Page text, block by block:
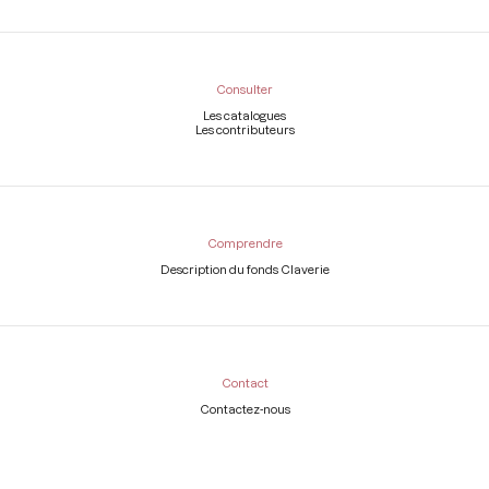
Consulter
Les catalogues
Les contributeurs
Comprendre
Description du fonds Claverie
Contact
Contactez-nous